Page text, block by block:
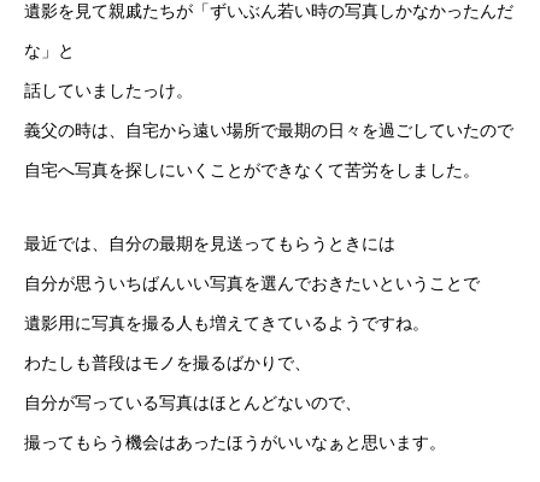
遺影を見て親戚たちが「ずいぶん若い時の写真しかなかったんだ
な」と
話していましたっけ。
義父の時は、自宅から遠い場所で最期の日々を過ごしていたので
自宅へ写真を探しにいくことができなくて苦労をしました。
最近では、自分の最期を見送ってもらうときには
自分が思ういちばんいい写真を選んでおきたいということで
遺影用に写真を撮る人も増えてきているようですね。
わたしも普段はモノを撮るばかりで、
自分が写っている写真はほとんどないので、
撮ってもらう機会はあったほうがいいなぁと思います。